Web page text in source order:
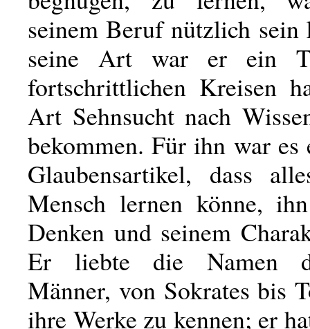
seinem Beruf nützlich sein
seine Art war er ein
fortschrittlichen Kreisen
Art Sehnsucht nach
bekommen. Für ihn war es
Glaubensartikel, dass
Mensch lernen könne,
Denken und seinem
Er liebte die Namen
Männer, von Sokrates bis
ihre Werke zu kennen; er